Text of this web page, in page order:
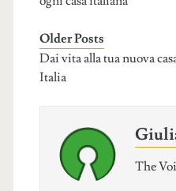
Older Posts
Dai vita alla tua nuova
Italia
The